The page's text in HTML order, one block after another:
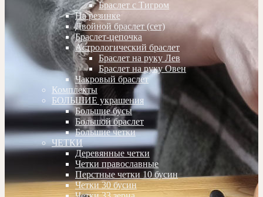
Браслет с Тигром
На резинке
Двойной браслет (сет)
Браслет-цепочка
Астрологический браслет
Браслет на руку Лев
Браслет на руку Овен
Чакровый браслет
Комплекты
БОЛЬШИЕ украшения
Большие бусы
Большой браслет
Большие четки
ЧЕТКИ
Деревянные четки
Четки православные
Перстные четки 10 бусин
Четки 30 бусин